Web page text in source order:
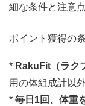
細な条件と注意
ポイント獲得の
* RakuFit（ラク
用の体組成計以
* 毎日1回、体重